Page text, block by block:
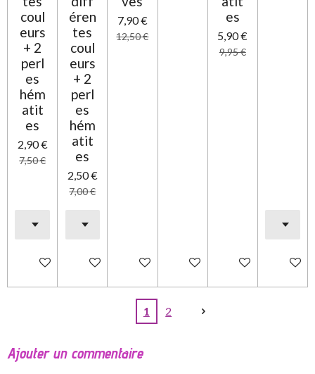
coul
eurs
+ 2
perl
es
hém
atit
es
2,90 €
7,50 €
Ajouter au panier
éren
tes
coul
eurs
+ 2
perl
es
hém
atit
es
2,50 €
7,00 €
Ajouter au panier
7,90 €
12,50 €
Ajouter au panierAjouter au panier
es
5,90 €
9,95 €
Ajouter au panier
Ajouter
1 2
Ajouter un commentaire